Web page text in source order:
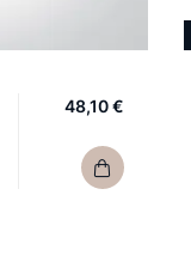
48,10 €